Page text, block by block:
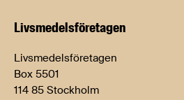
Livsmedels­företagen
Livsmedelsföretagen
Box 5501
114 85 Stockholm